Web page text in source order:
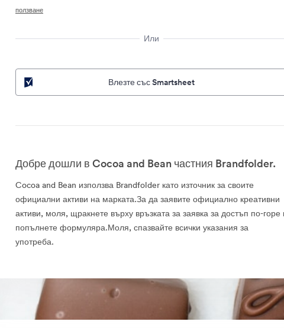
ползване
Или
Влезте със Smartsheet
Добре дошли в Cocoa and Bean частния Brandfolder.
Cocoa and Bean използва Brandfolder като източник за своите
официални активи на марката.За да заявите официално креативни
активи, моля, щракнете върху връзката за заявка за достъп по-горе
попълнете формуляра.Моля, спазвайте всички указания за
употреба.